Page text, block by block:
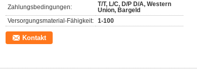
Zahlungsbedingungen:
T/T, L/C, D/P D/A, Western
Union, Bargeld
Versorgungsmaterial-Fähigkeit: 1-100
Kontakt